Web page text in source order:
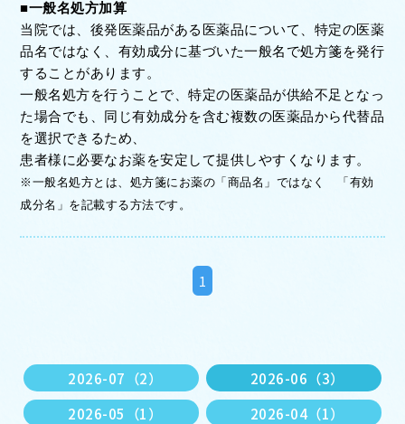
■一般名処方加算
当院では、後発医薬品がある医薬品について、特定の医薬
品名ではなく、有効成分に基づいた一般名で処方箋を発行
することがあります。
一般名処方を行うことで、特定の医薬品が供給不足となっ
た場合でも、同じ有効成分を含む複数の医薬品から代替品
を選択できるため、
患者様に必要なお薬を安定して提供しやすくなります。
※ 一般名処方とは、処方箋にお薬の「商品名」ではなく 「有効
成分名」を記載する方法です。
1
2026-07（2）
2026-06（3）
2026-05（1）
2026-04（1）